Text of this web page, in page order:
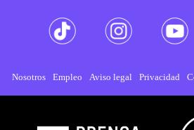
Nosotros Empleo Aviso legal Privacidad